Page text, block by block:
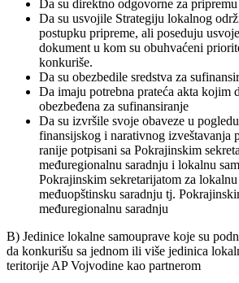
Da su direktno odgovorne za
Da su usvojile Strategiju lokalnog
postupku pripreme, ali poseduju
dokument u kom su obuhvaćeni
konkuriše.
Da su obezbedile sredstva za
Da imaju potrebna prateća akta kojim
obezbeđena za sufinansiranje
Da su izvršile svoje obaveze u
finansijskog i narativnog izveštavanja
ranije potpisani sa Pokrajinskim
međuregionalnu saradnju i lokalnu
Pokrajinskim sekretarijatom za
međuopštinsku saradnju tj.
međuregionalnu saradnju
B) Jedinice lokalne samouprave koje su
da konkurišu sa jednom ili više jedinica
teritorije AP Vojvodine kao partnerom